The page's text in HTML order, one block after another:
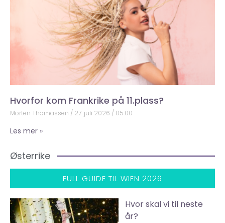
Hvorfor kom Frankrike på 11.plass?
Morten Thomassen 27. juli 2026 05:00
Les mer »
Østerrike
FULL GUIDE TIL WIEN 2026
Hvor skal vi til neste
år?